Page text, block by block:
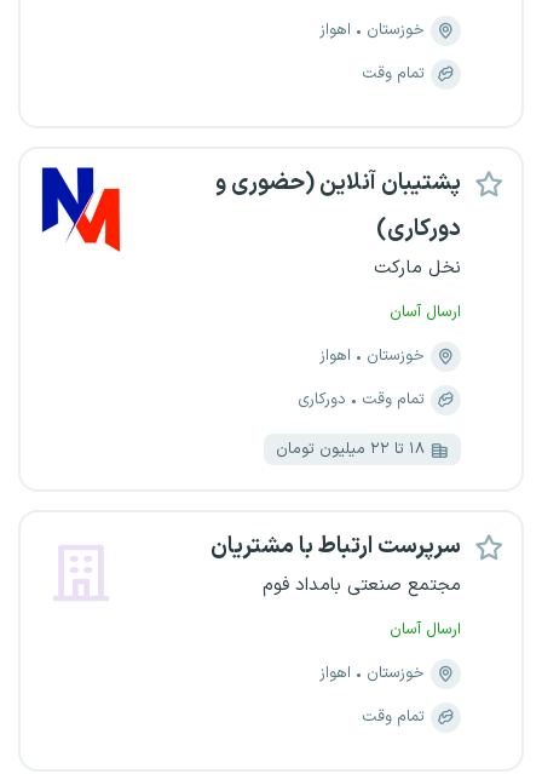
خوزستان
اهواز
تمام وقت
پشتیبان آنلاین (حضوری و
دورکاری)
نخل مارکت
ارسال آسان
خوزستان
اهواز
تمام وقت
دورکاری
۱۸ تا ۲۲ میلیون تومان
سرپرست ارتباط با مشتریان
مجتمع صنعتی بامداد فوم
ارسال آسان
خوزستان
اهواز
تمام وقت